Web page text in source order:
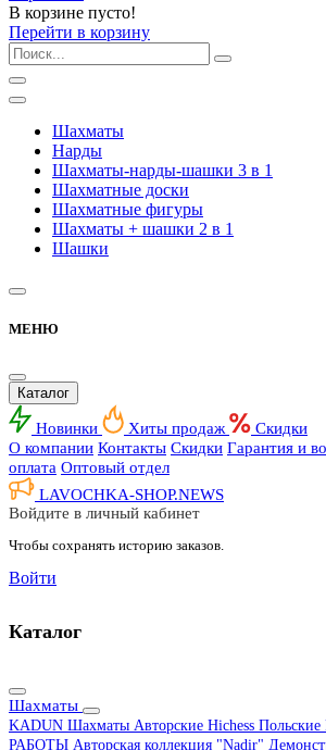
В корзине пусто!
Перейти в корзину
Шахматы
Нарды
Шахматы-нарды-шашки 3 в 1
Шахматные доски
Шахматные фигуры
Шахматы + шашки 2 в 1
Шашки
МЕНЮ
Каталог
Новинки Хиты продаж
Скидки
О компании Контакты Скидки Гарантия и
оплата Оптовый отдел
LAVOCHKA-SHOP.NEWS
Войдите в личный кабинет
Чтобы сохранять историю заказов.
Войти
Каталог
Шахматы
KADUN Шахматы Авторские Hichess Польские
РАБОТЫ Авторская коллекция "Nadir"